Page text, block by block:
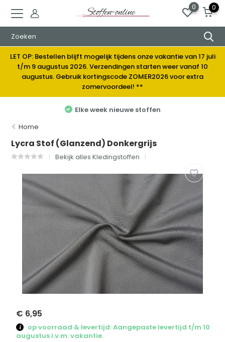
0 0
LET OP: Bestellen blijft mogelijk tijdens onze vakantie van 17 juli
t/m 9 augustus 2026. Verzendingen starten weer vanaf 10
augustus. Gebruik kortingscode ZOMER2026 voor extra
zomervoordeel! **
Elke week nieuwe stoffen
Home
Lycra Stof (Glanzend) Donkergrijs
Bekijk alles Kledingstoffen
€ 6,95
op voorraad & levertijd: Aangepaste levertijd t/m 10
augustus i.v.m. vakantie.